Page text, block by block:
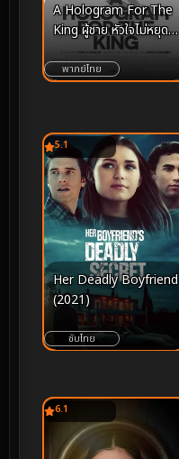
A Hologram For The
King ผู้ชาย หัวใจไม่หยุด
ฝัน (2016)
พากย์ไทย
5.1
Her Deadly Boyfriend
(2021)
ซับไทย
6.1